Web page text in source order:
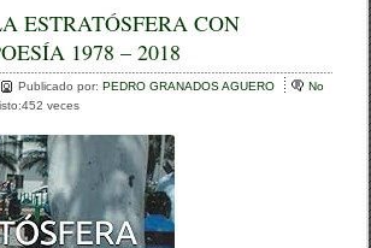
m
p
ar
tir
ESTRATÓSFERA CON
1978 – 2018
Publicado por:PEDRO GRANADOS AGUERO
No
veces